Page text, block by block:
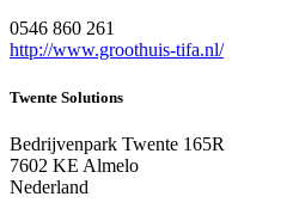
0546 860 261
http://www.groothuis-tifa.nl/
Twente Solutions
Bedrijvenpark Twente 165R
7602 KE Almelo
Nederland